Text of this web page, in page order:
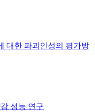
대한 파괴인성의 평가방
성능 연구